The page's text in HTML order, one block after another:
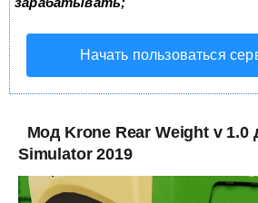
Начать пользоваться
Мод Krone Rear Weight v 1.0
Simulator 2019